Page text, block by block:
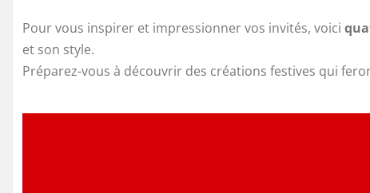
Pour vous inspirer et impressionner vos invités, voici
et son style.
Préparez-vous à découvrir des créations festives qui